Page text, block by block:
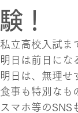
験！
私立高校入試ま
明日は前日にな
明日は、無理せ
食事も特別なも
スマホ等のSNS